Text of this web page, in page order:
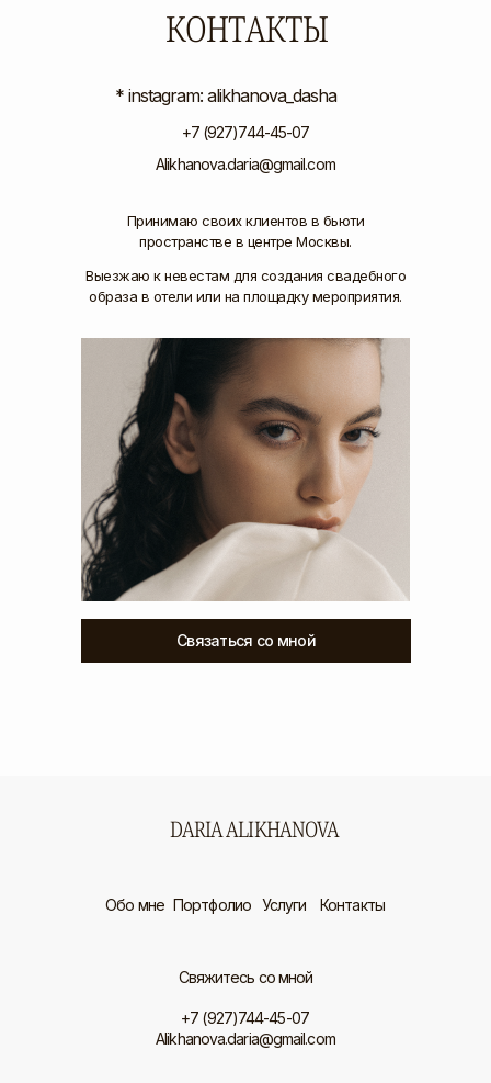
КОНТАКТЫ
Выезжаю к невестам для создания свадебного
образа в отели или на площадку мероприятия.
Alikhanova.daria@gmail.com
+7 (927)744-45-07
Принимаю своих клиентов в бьюти
пространстве в центре Москвы.
* instagram: alikhanova_dasha
Связаться со мной
DARIA ALIKHANOVA
+7 (927)744-45-07
Alikhanova.daria@gmail.com
Свяжитесь со мной
Контакты
Услуги
Портфолио
Обо мне